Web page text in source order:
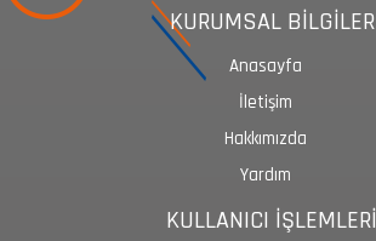
KURUMSAL BİLGİLER
Anasayfa
İletişim
Hakkımızda
Yardım
KULLANICI İŞLEMLERİ